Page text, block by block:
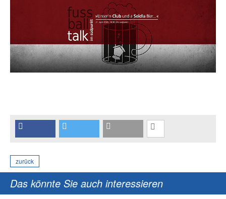
zurück
Das könnte Sie auch interessieren